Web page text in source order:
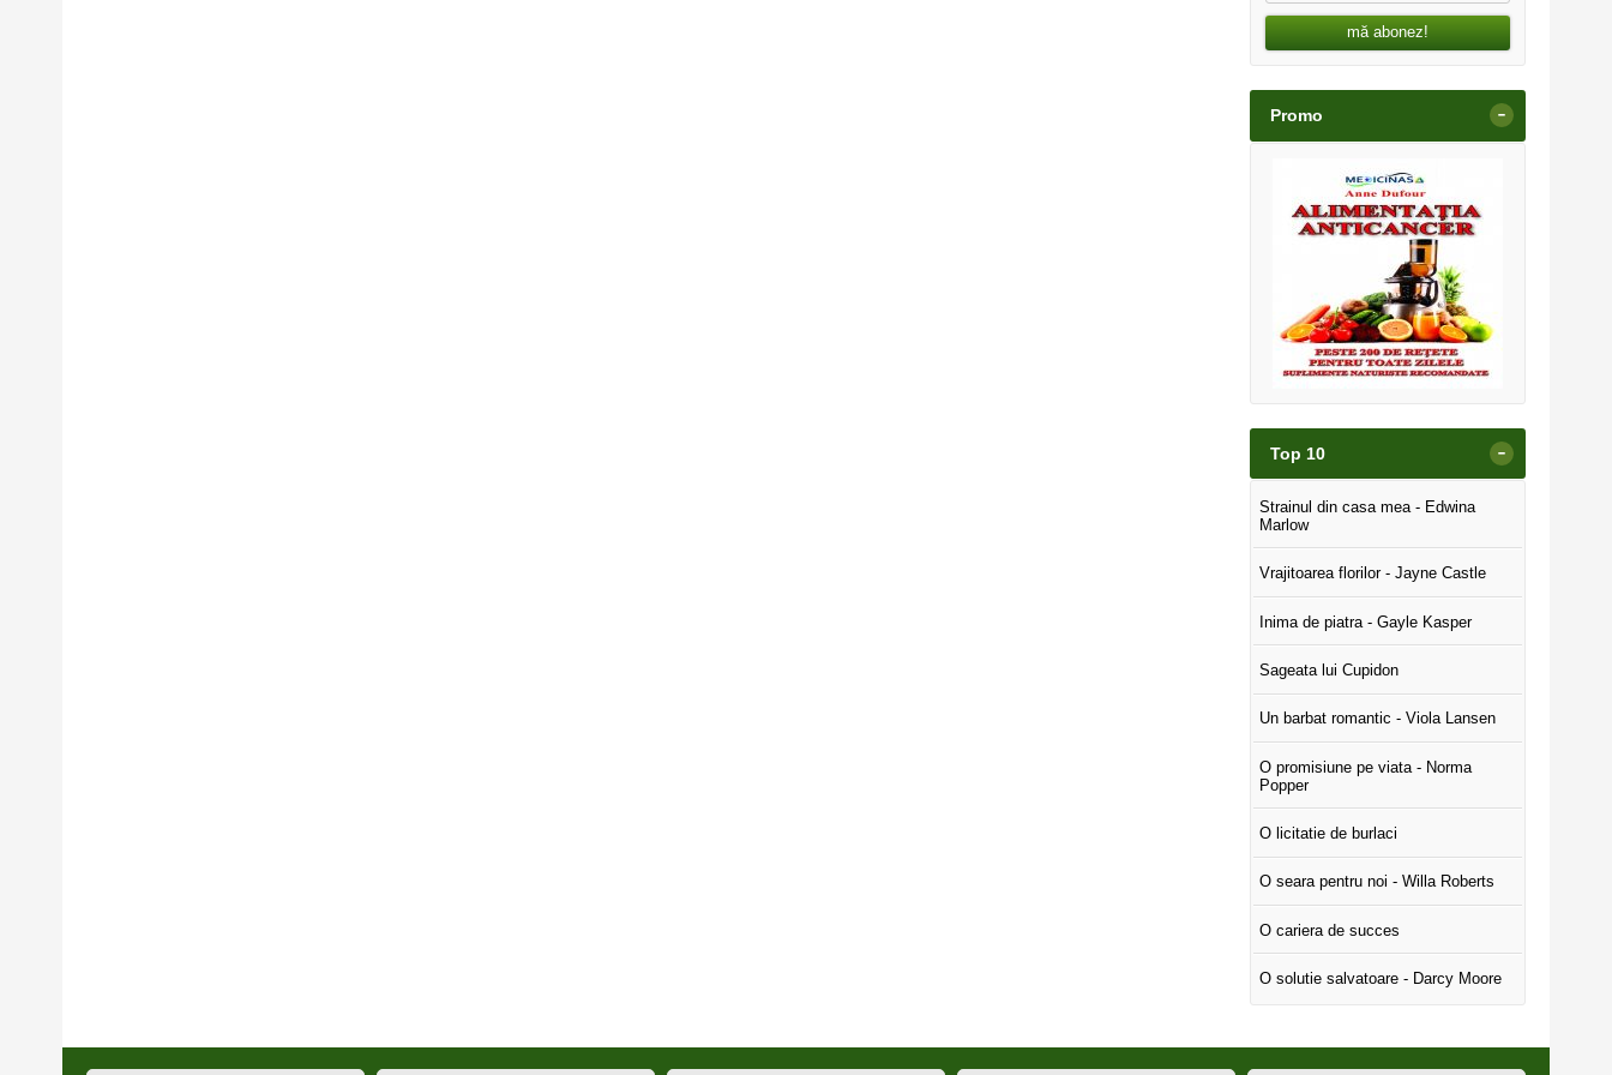
mă abonez!
Promo -
Top 10 -
Strainul din casa mea - Edwina
Marlow
Vrajitoarea florilor - Jayne Castle
Inima de piatra - Gayle Kasper
Sageata lui Cupidon
Un barbat romantic - Viola Lansen
O promisiune pe viata - Norma
Popper
O licitatie de burlaci
O seara pentru noi - Willa Roberts
O cariera de succes
O solutie salvatoare - Darcy Moore